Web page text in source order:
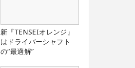
新『TENSEIオレンジ』
はドライバーシャフト
の“最適解”